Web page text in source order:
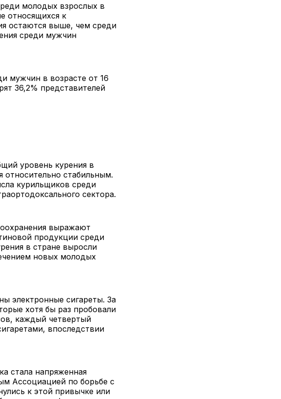
молодых взрослых в
относящихся к
остаются выше, чем среди
среди мужчин
мужчин в возрасте от 16
36,2% представителей
уровень курения в
относительно стабильным.
курильщиков среди
сектора.
выражают
продукции среди
в стране выросли
новых молодых
электронные сигареты. За
хотя бы раз пробовали
каждый четвертый
впоследствии
стала напряженная
Ассоциацией по борьбе с
к этой привычке или